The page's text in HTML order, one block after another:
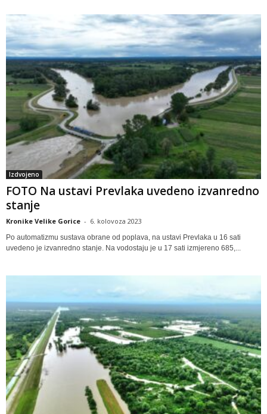
Izdvojeno
FOTO Na ustavi Prevlaka uvedeno izvanredno
stanje
Kronike Velike Gorice - 6. kolovoza 2023
Po automatizmu sustava obrane od poplava, na ustavi Prevlaka u 16 sati
uvedeno je izvanredno stanje. Na vodostaju je u 17 sati izmjereno 685,...